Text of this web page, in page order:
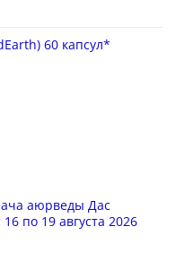
60 капсул*
аюрведы Дас
по 19 августа 2026